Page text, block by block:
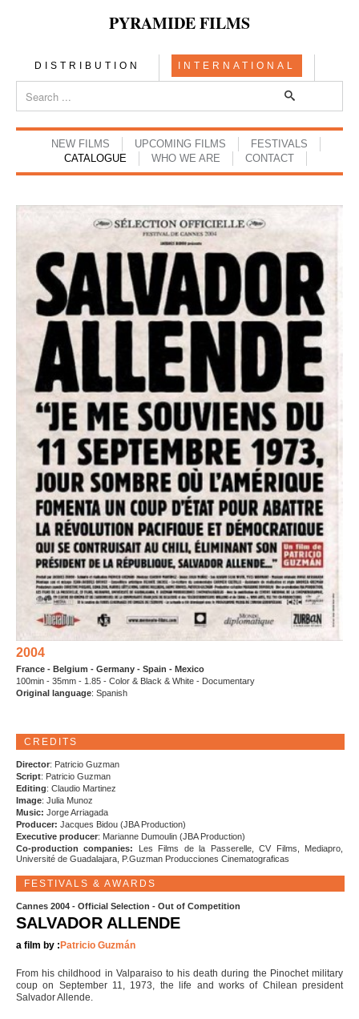
PYRAMIDE FILMS
DISTRIBUTION INTERNATIONAL
NEW FILMS UPCOMING FILMS
FESTIVALS
CATALOGUE
WHO WE ARE CONTACT
2004
France - Belgium - Germany - Spain - Mexico
100min - 35mm - 1.85 - Color & Black & White - Documentary
Original language: Spanish
CREDITS
Director: Patricio Guzman
Script: Patricio Guzman
Editing: Claudio Martinez
Image: Julia Munoz
Music: Jorge Arriagada
Producer: Jacques Bidou (JBA Production)
Executive producer: Marianne Dumoulin (JBA Production)
Co-production companies:
Les Films de la Passerelle, CV Films, Mediapro,
Université de Guadalajara, P.Guzman Producciones Cinematograficas
FESTIVALS & AWARDS
Cannes 2004 - Official Selection - Out of Competition
SALVADOR ALLENDE
a film by : Patricio Guzmán
From his childhood in Valparaiso to his death during the Pinochet military
coup on September 11, 1973, the life and works of Chilean president
Salvador Allende.